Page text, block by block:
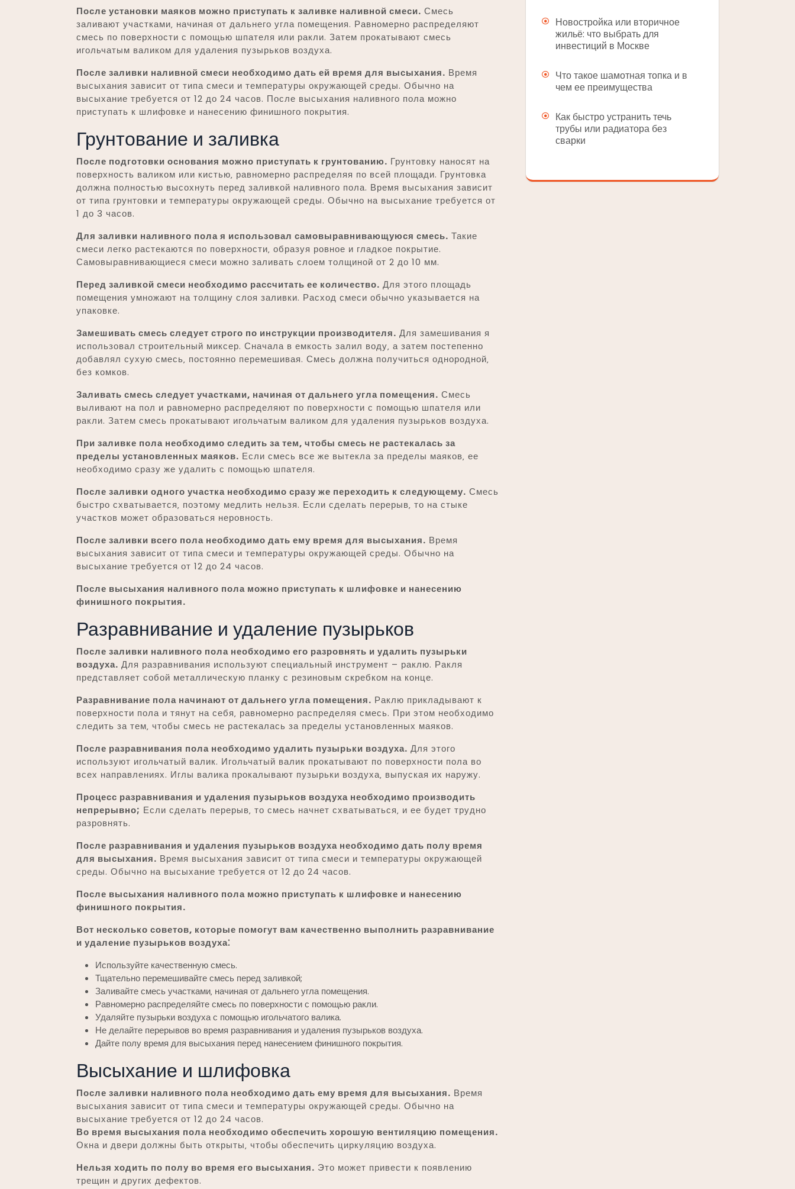
После установки маяков можно приступать к заливке наливной смеси. Смесь
заливают участками‚ начиная от дальнего угла помещения. Равномерно распределяют
смесь по поверхности с помощью шпателя или ракли. Затем прокатывают смесь
игольчатым валиком для удаления пузырьков воздуха.
После заливки наливной смеси необходимо дать ей время для высыхания. Время
высыхания зависит от типа смеси и температуры окружающей среды. Обычно на
высыхание требуется от 12 до 24 часов. После высыхания наливного пола можно
приступать к шлифовке и нанесению финишного покрытия.
Грунтование и заливка
После подготовки основания можно приступать к грунтованию. Грунтовку наносят на
поверхность валиком или кистью‚ равномерно распределяя по всей площади. Грунтовка
должна полностью высохнуть перед заливкой наливного пола. Время высыхания зависит
от типа грунтовки и температуры окружающей среды. Обычно на высыхание требуется от
1 до 3 часов.
Для заливки наливного пола я использовал самовыравнивающуюся смесь. Такие
смеси легко растекаются по поверхности‚ образуя ровное и гладкое покрытие.
Самовыравнивающиеся смеси можно заливать слоем толщиной от 2 до 10 мм.
Перед заливкой смеси необходимо рассчитать ее количество. Для этого площадь
помещения умножают на толщину слоя заливки. Расход смеси обычно указывается на
упаковке.
Замешивать смесь следует строго по инструкции производителя. Для замешивания я
использовал строительный миксер. Сначала в емкость залил воду‚ а затем постепенно
добавлял сухую смесь‚ постоянно перемешивая. Смесь должна получиться однородной‚
без комков.
Заливать смесь следует участками‚ начиная от дальнего угла помещения. Смесь
выливают на пол и равномерно распределяют по поверхности с помощью шпателя или
ракли. Затем смесь прокатывают игольчатым валиком для удаления пузырьков воздуха.
При заливке пола необходимо следить за тем‚ чтобы смесь не растекалась за
пределы установленных маяков. Если смесь все же вытекла за пределы маяков‚ ее
необходимо сразу же удалить с помощью шпателя.
После заливки одного участка необходимо сразу же переходить к следующему. Смесь
быстро схватывается‚ поэтому медлить нельзя. Если сделать перерыв‚ то на стыке
участков может образоваться неровность.
После заливки всего пола необходимо дать ему время для высыхания. Время
высыхания зависит от типа смеси и температуры окружающей среды. Обычно на
высыхание требуется от 12 до 24 часов.
После высыхания наливного пола можно приступать к шлифовке и нанесению
финишного покрытия.
Разравнивание и удаление пузырьков
После заливки наливного пола необходимо его разровнять и удалить пузырьки
воздуха. Для разравнивания используют специальный инструмент – раклю. Ракля
представляет собой металлическую планку с резиновым скребком на конце.
Разравнивание пола начинают от дальнего угла помещения. Раклю прикладывают к
поверхности пола и тянут на себя‚ равномерно распределяя смесь. При этом необходимо
следить за тем‚ чтобы смесь не растекалась за пределы установленных маяков.
После разравнивания пола необходимо удалить пузырьки воздуха. Для этого
используют игольчатый валик. Игольчатый валик прокатывают по поверхности пола во
всех направлениях. Иглы валика прокалывают пузырьки воздуха‚ выпуская их наружу.
Процесс разравнивания и удаления пузырьков воздуха необходимо производить
непрерывно; Если сделать перерыв‚ то смесь начнет схватываться‚ и ее будет трудно
разровнять.
После разравнивания и удаления пузырьков воздуха необходимо дать полу время
для высыхания. Время высыхания зависит от типа смеси и температуры окружающей
среды. Обычно на высыхание требуется от 12 до 24 часов.
После высыхания наливного пола можно приступать к шлифовке и нанесению
финишного покрытия.
Вот несколько советов‚ которые помогут вам качественно выполнить разравнивание
и удаление пузырьков воздуха⁚
Используйте качественную смесь.
Тщательно перемешивайте смесь перед заливкой;
Заливайте смесь участками‚ начиная от дальнего угла помещения.
Равномерно распределяйте смесь по поверхности с помощью ракли.
Удаляйте пузырьки воздуха с помощью игольчатого валика.
Не делайте перерывов во время разравнивания и удаления пузырьков воздуха.
Дайте полу время для высыхания перед нанесением финишного покрытия.
Высыхание и шлифовка
После заливки наливного пола необходимо дать ему время для высыхания. Время
высыхания зависит от типа смеси и температуры окружающей среды. Обычно на
высыхание требуется от 12 до 24 часов.
Во время высыхания пола необходимо обеспечить хорошую вентиляцию помещения.
Окна и двери должны быть открыты‚ чтобы обеспечить циркуляцию воздуха.
Нельзя ходить по полу во время его высыхания. Это может привести к появлению
трещин и других дефектов.
Новостройка или вторичное
жильё: что выбрать для
инвестиций в Москве
Что такое шамотная топка и в
чем ее преимущества
Как быстро устранить течь
трубы или радиатора без
сварки